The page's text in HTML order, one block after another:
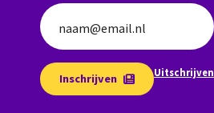
naam@email.nl
Inschrijven Uitschrijven